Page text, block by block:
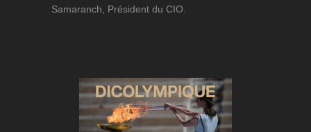
Samaranch, Président du CIO.